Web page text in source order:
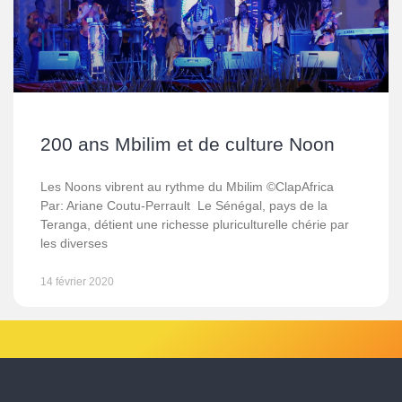
200 ans Mbilim et de culture Noon
Les Noons vibrent au rythme du Mbilim ©ClapAfrica
Par: Ariane Coutu-Perrault Le Sénégal, pays de la
Teranga, détient une richesse pluriculturelle chérie par
les diverses
14 février 2020